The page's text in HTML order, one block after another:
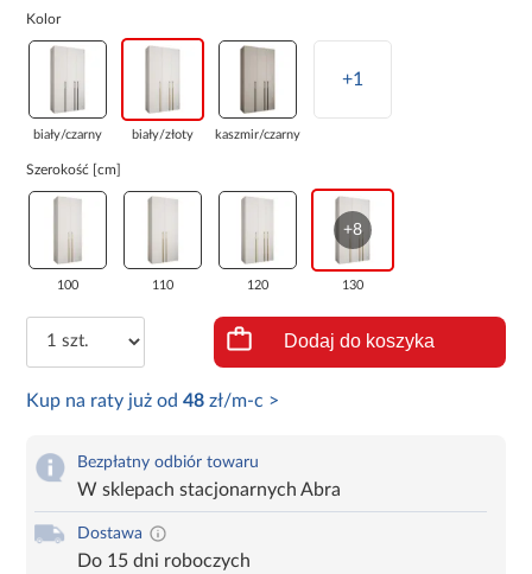
Kolor
biały/czarny biały/złoty kaszmir/czarny
+1
Szerokość [cm]
100 110 120
+8
130
Dodaj do koszyka
Kup na raty już od48 zł/m-c >
Bezpłatny odbiór towaru
W sklepach stacjonarnych Abra
Dostawa
Do 15 dni roboczych